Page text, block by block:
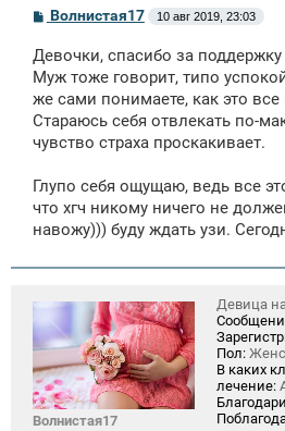
С
б
щ
е
н
и
Волнистая17 10 авг 2019, 23:03
Девочки, спасибо за
Муж тоже говорит, типо
же сами понимаете, как это
Стараюсь себя отвлекать по-
чувство страха проскакивает.
Глупо себя ощущаю, ведь все
что хгч никому ничего не
навожу))) буду ждать узи.
Волнистая17
Девица
Пол:
В каких
лечение: